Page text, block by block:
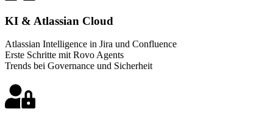
KI & Atlassian Cloud
Atlassian Intelligence in Jira und Confluence
Erste Schritte mit Rovo Agents
Trends bei Governance und Sicherheit